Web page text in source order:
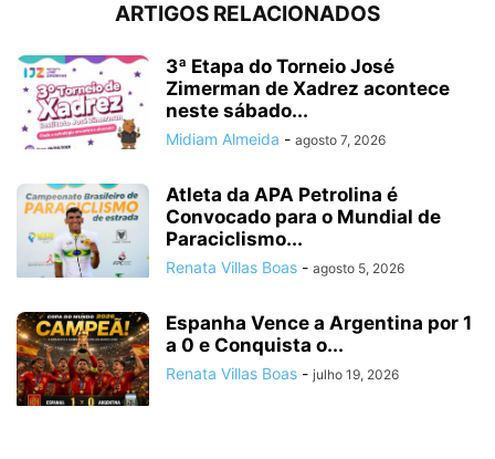
ARTIGOS RELACIONADOS
3ª Etapa do Torneio José
Zimerman de Xadrez acontece
neste sábado...
Midiam Almeida - agosto 7, 2026
Atleta da APA Petrolina é
Convocado para o Mundial de
Paraciclismo...
Renata Villas Boas - agosto 5, 2026
Espanha Vence a Argentina por 1
a 0 e Conquista o...
Renata Villas Boas - julho 19, 2026